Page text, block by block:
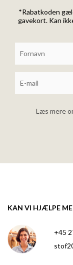
*Rabatkoden
gavekort. Kan
Læs mere
KAN VI HJÆLPE
+45